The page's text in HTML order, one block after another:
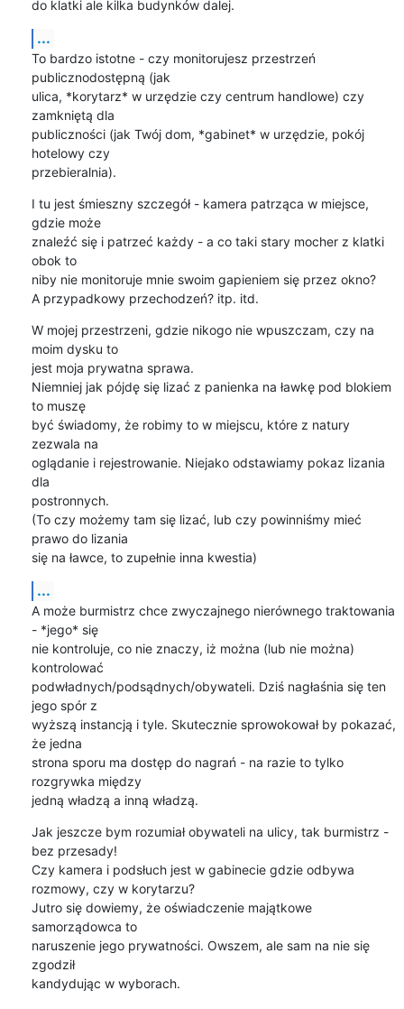
do klatki ale kilka budynków dalej.
...
To bardzo istotne - czy monitorujesz przestrzeń
publicznodostępną (jak
ulica, *korytarz* w urzędzie czy centrum handlowe) czy
zamkniętą dla
publiczności (jak Twój dom, *gabinet* w urzędzie, pokój
hotelowy czy
przebieralnia).
I tu jest śmieszny szczegół - kamera patrząca w miejsce,
gdzie może
znaleźć się i patrzeć każdy - a co taki stary mocher z klatki
obok to
niby nie monitoruje mnie swoim gapieniem się przez okno?
A przypadkowy przechodzeń? itp. itd.
W mojej przestrzeni, gdzie nikogo nie wpuszczam, czy na
moim dysku to
jest moja prywatna sprawa.
Niemniej jak pójdę się lizać z panienka na ławkę pod blokiem
to muszę
być świadomy, że robimy to w miejscu, które z natury
zezwala na
oglądanie i rejestrowanie. Niejako odstawiamy pokaz lizania
dla
postronnych.
(To czy możemy tam się lizać, lub czy powinniśmy mieć
prawo do lizania
się na ławce, to zupełnie inna kwestia)
...
A może burmistrz chce zwyczajnego nierównego traktowania
- *jego* się
nie kontroluje, co nie znaczy, iż można (lub nie można)
kontrolować
podwładnych/podsądnych/obywateli. Dziś nagłaśnia się ten
jego spór z
wyższą instancją i tyle. Skutecznie sprowokował by pokazać,
że jedna
strona sporu ma dostęp do nagrań - na razie to tylko
rozgrywka między
jedną władzą a inną władzą.
Jak jeszcze bym rozumiał obywateli na ulicy, tak burmistrz -
bez przesady!
Czy kamera i podsłuch jest w gabinecie gdzie odbywa
rozmowy, czy w korytarzu?
Jutro się dowiemy, że oświadczenie majątkowe
samorządowca to
naruszenie jego prywatności. Owszem, ale sam na nie się
zgodził
kandydując w wyborach.